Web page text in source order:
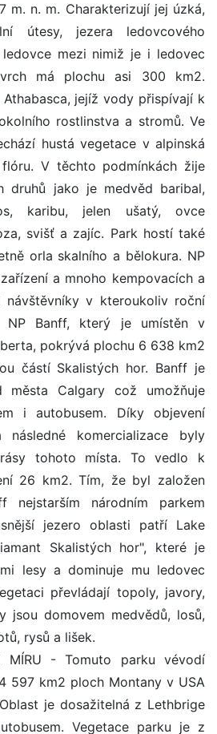
m. n. m. Charakterizují jej úzká,
útesy, jezera ledovcového
mezi nimiž je i ledovec
má plochu asi 300 km2.
jejíž vody přispívají k
rostlinstva a stromů. Ve
hustá vegetace v alpinská
V těchto podmínkách žije
druhů jako je medvěd baribal,
karibu, jelen ušatý, ovce
svišť a zajíc. Park hostí také
orla skalního a bělokura. NP
a mnoho kempovacích a
návštěvníky v kteroukoliv roční
NP Banff, který je umístěn v
pokrývá plochu 6 638 km2
částí Skalistých hor. Banff je
Calgary což umožňuje
i autobusem. Díky objevení
následné komercializace byly
tohoto místa. To vedlo k
26 km2. Tím, že byl založen
nejstarším národním parkem
jezero oblasti patří Lake
Skalistých hor", které je
lesy a dominuje mu ledovec
převládají topoly, javory,
jsou domovem medvědů, losů,
rysů a lišek.
MÍRU - Tomuto parku vévodí
597 km2 ploch Montany v USA
je dosažitelná z Lethbrige
Vegetace parku je z